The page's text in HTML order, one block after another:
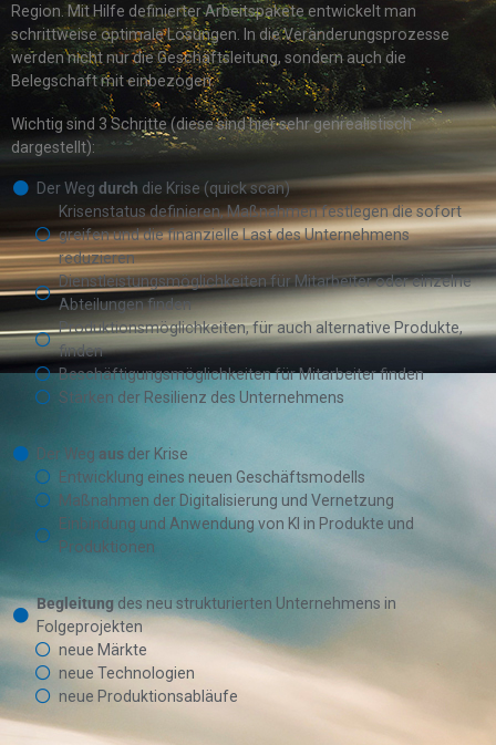
Region. Mit Hilfe definierter Arbeitspakete entwickelt man
schrittweise optimale Lösungen. In die Veränderungsprozesse
werden nicht nur die Geschäftsleitung, sondern auch die
Belegschaft mit einbezogen.
Wichtig sind 3 Schritte (diese sind hier sehr genrealistisch
dargestellt):
Der Weg durch die Krise (quick scan)
Krisenstatus definieren, Maßnahmen festlegen die sofort
greifen und die finanzielle Last des Unternehmens
reduzieren
Dienstleistungsmöglichkeiten für Mitarbeiter oder einzelne
Abteilungen finden
Produktionsmöglichkeiten, für auch alternative Produkte,
finden
Beschäftigungsmöglichkeiten für Mitarbeiter finden
Stärken der Resilienz des Unternehmens
Der Weg ausder Krise
Entwicklung eines neuen Geschäftsmodells
Maßnahmen der Digitalisierung und Vernetzung
Einbindung und Anwendung von KI in Produkte und
Produktionen
Begleitungdes neu strukturierten Unternehmens in
Folgeprojekten
neue Märkte
neue Technologien
neue Produktionsabläufe